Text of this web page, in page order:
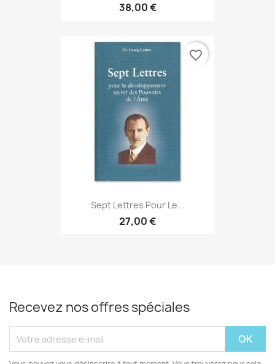
38,00 €
Sept Lettres Pour Le...
27,00 €
favorite_border
Recevez nos offres spéciales